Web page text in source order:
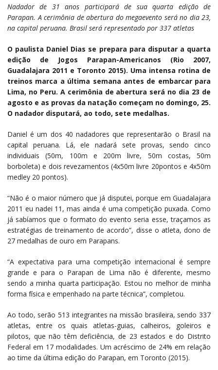
Nadador de 31 anos participará de sua quarta edição de
Parapan. A cerimônia de abertura do megaevento será no dia 23,
na capital peruana. Brasil será representado por 337 atletas
O paulista Daniel Dias se prepara para disputar a quarta
edição de Jogos Parapan-Americanos (Rio 2007,
Guadalajara 2011 e Toronto 2015). Uma intensa rotina de
treinos marca a última semana antes de embarcar para
Lima, no Peru. A cerimônia de abertura será no dia 23 de
agosto e as provas da natação começam no domingo, 25.
O nadador disputará, ao todo, sete medalhas.
Daniel é um dos 40 nadadores que representarão o Brasil na
capital peruana. Lá, ele nadará sete provas, sendo cinco
individuais (50m, 100m e 200m livre, 50m costas, 50m
borboleta) e dois revezamentos (4x50m livre 20pontos e 4x50m
medley 20 pontos).
“Não é o maior número que já disputei, porque em Guadalajara
2011 eu nadei 11, mas ainda é uma competição puxada. Como
já sabíamos que o formato do evento seria esse, traçamos as
estratégias de treinamento de acordo”, disse o atleta, dono de
27 medalhas de ouro em Parapans.
“A expectativa para uma competição internacional é sempre
grande e para o Parapan de Lima não é diferente, mesmo
sendo a minha quarta participação. Estou no melhor de minha
forma física e empenhado na parte técnica”, completou.
Ao todo, serão 513 integrantes na missão brasileira, sendo 337
atletas, entre os quais atletas-guias, calheiros, goleiros e
pilotos, que não têm deficiência, de 23 estados e do Distrito
Federal em 17 modalidades. Um acréscimo de 24% em relação
ao time da última edição do Parapan, em Toronto (2015).